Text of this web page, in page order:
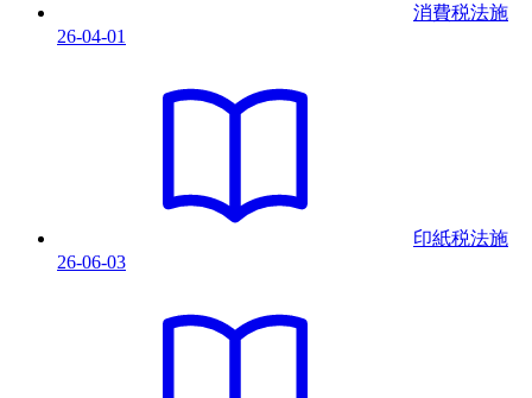
消費税法施
26-04-01
印紙税法施
26-06-03